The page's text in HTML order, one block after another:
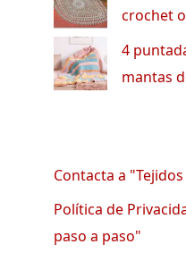
crochet
4
mantas
Contacta a
Política de
paso a paso"